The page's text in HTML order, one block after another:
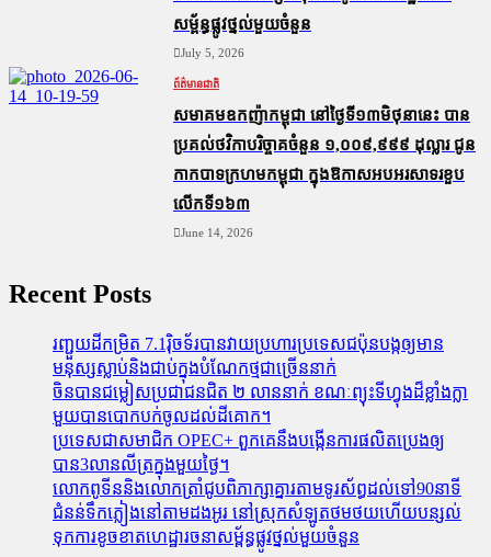
សម្ព័ន្ធ​ផ្លូវថ្នល់​មួយ​ចំនួន
July 5, 2026
ព័ត៌មានជាតិ
សមាគមឧកញ៉ាកម្ពុជា នៅថ្ងៃទី១៣មិថុនានេះ បាន
ប្រគល់ថវិកាបរិច្ចាគចំនួន ១,០០៩,៩៩៩ ដុល្លារ ជូន
កាកបាទក្រហមកម្ពុជា ក្នុងឱកាសអបអរសាទរខួប
លើកទី១៦៣
June 14, 2026
Recent Posts
រញ្ជួយដីកម្រិត​ 7.1រ៉ិចទ័របានវាយប្រហារប្រទេសជប៉ុនបង្កឲ្យមាន
មនុស្សស្លាប់​និង​ជាប់ក្នុងបំណែកថ្មជាច្រើននាក់
ចិនបានជម្លៀសប្រជាជនជិត ២ លាននាក់ ខណៈព្យុះទីហ្វុងដ៏ខ្លាំងក្លា
មួយបានបោកបក់ចូលដល់ដីគោក។
ប្រទេសជាសមាជិក OPEC+​ ពួកគេនឹងបង្កើនការផលិតប្រេងឲ្យ
បាន3លានលីត្រក្នុងមួយថ្ងៃ។
លោកពូទីននិងលោកត្រាំជូបពិភាក្សាគ្នារតាមទូរស័ព្ធដល់ទៅ90នាទី
ជំនន់​ទឹកភ្លៀង​នៅ​តាម​ដងអូរ​ នៅ​ស្រុក​សំឡូត​ថមថយ​ហើយ​បន្សល់​
ទុក​ការ​ខូចខាត​ហេដ្ឋារចនាសម្ព័ន្ធ​ផ្លូវថ្នល់​មួយ​ចំនួន